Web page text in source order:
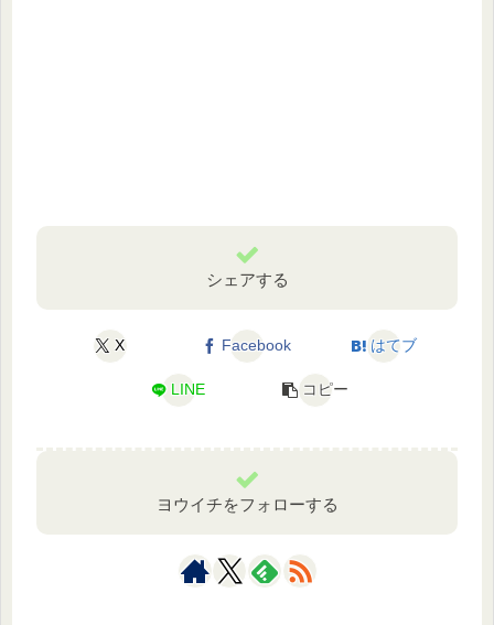
シェアする
X Facebook はてブ
LINE コピー
ヨウイチをフォローする